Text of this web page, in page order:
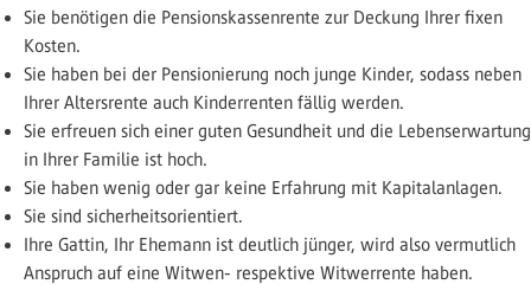
Sie benötigen die Pensionskassenrente zur Deckung Ihrer fixen
Kosten.
Sie haben bei der Pensionierung noch junge Kinder, sodass neben
Ihrer Altersrente auch Kinderrenten fällig werden.
Sie erfreuen sich einer guten Gesundheit und die Lebenserwartung
in Ihrer Familie ist hoch.
Sie haben wenig oder gar keine Erfahrung mit Kapitalanlagen.
Sie sind sicherheitsorientiert.
Ihre Gattin, Ihr Ehemann ist deutlich jünger, wird also vermutlich
Anspruch auf eine Witwen- respektive Witwerrente haben.